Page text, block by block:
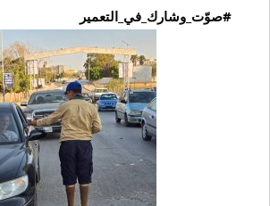
#صوّت_وشارك_في_التعمير